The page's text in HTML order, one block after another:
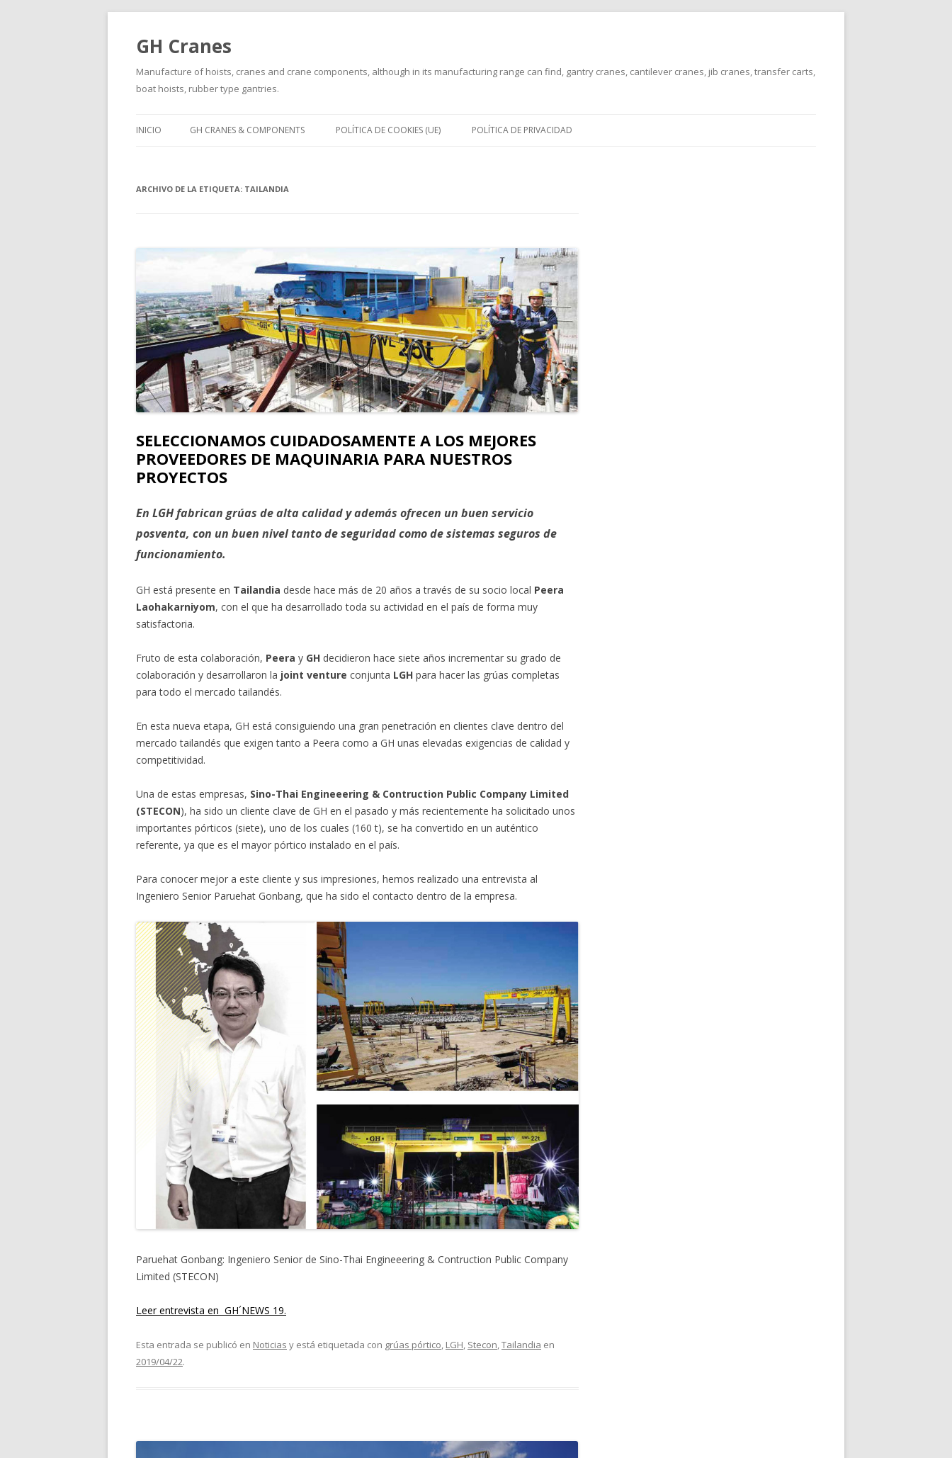
GH Cranes
Manufacture of hoists, cranes and crane components, although in its manufacturing range can find, gantry cranes, cantilever cranes, jib cranes, transfer carts,
boat hoists, rubber type gantries.
al
INICIO GH CRANES & COMPONENTS POLÍTICA DE COOKIES (UE) POLÍTICA DE PRIVACIDAD
ARCHIVO DE LA ETIQUETA: TAILANDIA
SELECCIONAMOS CUIDADOSAMENTE A LOS MEJORES
PROVEEDORES DE MAQUINARIA PARA NUESTROS
PROYECTOS
En LGH fabrican grúas de alta calidad y además ofrecen un buen servicio
posventa, con un buen nivel tanto de seguridad como de sistemas seguros de
funcionamiento.
GH está presente en Tailandia desde hace más de 20 años a través de su socio local Peera
Laohakarniyom, con el que ha desarrollado toda su actividad en el país de forma muy
satisfactoria.
Fruto de esta colaboración, Peera y GH decidieron hace siete años incrementar su grado de
colaboración y desarrollaron la joint venture conjunta LGH para hacer las grúas completas
para todo el mercado tailandés.
En esta nueva etapa, GH está consiguiendo una gran penetración en clientes clave dentro del
mercado tailandés que exigen tanto a Peera como a GH unas elevadas exigencias de calidad y
competitividad.
Una de estas empresas, Sino-Thai Engineeering & Contruction Public Company Limited
(STECON), ha sido un cliente clave de GH en el pasado y más recientemente ha solicitado unos
importantes pórticos (siete), uno de los cuales (160 t), se ha convertido en un auténtico
referente, ya que es el mayor pórtico instalado en el país.
Para conocer mejor a este cliente y sus impresiones, hemos realizado una entrevista al
Ingeniero Senior Paruehat Gonbang, que ha sido el contacto dentro de la empresa.
Paruehat Gonbang: Ingeniero Senior de Sino-Thai Engineeering & Contruction Public Company
Limited (STECON)
Leer entrevista en GH´NEWS 19.
Esta entrada se publicó en Noticias y está etiquetada con grúas pórtico, LGH, Stecon,Tailandia en
2019/04/22.